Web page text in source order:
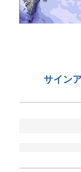
サイン